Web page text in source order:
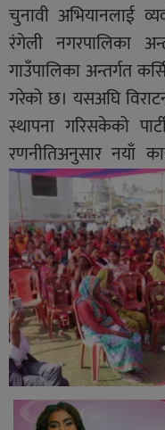
चुनावी अभियानलाई
रंगेली नगरपालिका
गाउँपालिका अन्तर्गत
गरेको छ। यसअघि
स्थापना गरिसकेको
रणनीतिअनुसार नयाँ